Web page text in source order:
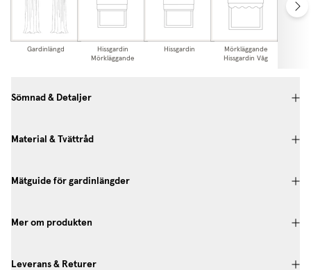
Gardinlängd
Hissgardin
Mörkläggande
Hissgardin
Mörkläggande
Hissgardin Våg
Sömnad & Detaljer
Material & Tvättråd
Mätguide för gardinlängder
Mer om produkten
Leverans & Returer